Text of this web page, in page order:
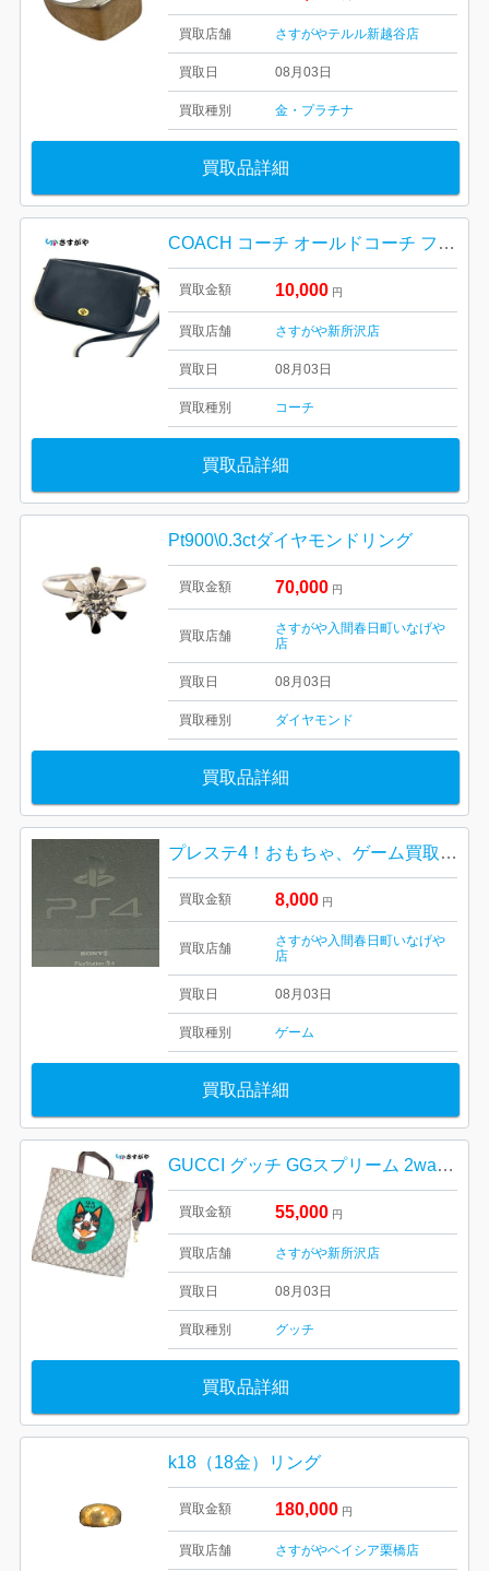
買取店舗 さすがやテルル新越谷店
買取日 08月03日
買取種別 金・プラチナ
買取品詳細
COACH コーチ オールドコーチ フルレザー バッグ USA製 ヴィンテージ
買取金額 10,000 円
買取店舗 さすがや新所沢店
買取日 08月03日
買取種別 コーチ
買取品詳細
Pt900\0.3ctダイヤモンドリング
買取金額 70,000 円
買取店舗
さすがや入間春日町いなげや
店
買取日 08月03日
買取種別 ダイヤモンド
買取品詳細
プレステ4！おもちゃ、ゲーム買取強化中
買取金額 8,000 円
買取店舗
さすがや入間春日町いなげや
店
買取日 08月03日
買取種別 ゲーム
買取品詳細
GUCCI グッチ GGスプリーム 2wayトートバッグ ブランドバッグ
買取金額 55,000 円
買取店舗 さすがや新所沢店
買取日 08月03日
買取種別 グッチ
買取品詳細
k18（18金）リング
買取金額 180,000 円
買取店舗 さすがやベイシア栗橋店